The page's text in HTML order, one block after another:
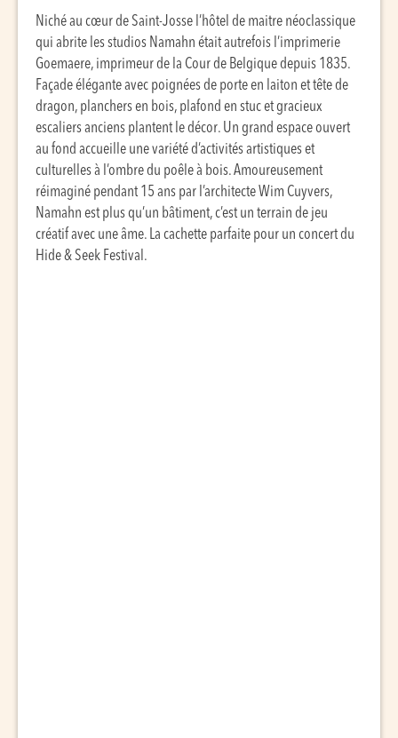
Niché au cœur de Saint-Josse l’hôtel de maitre néoclassique
qui abrite les studios Namahn était autrefois l’imprimerie
Goemaere, imprimeur de la Cour de Belgique depuis 1835.
Façade élégante avec poignées de porte en laiton et tête de
dragon, planchers en bois, plafond en stuc et gracieux
escaliers anciens plantent le décor. Un grand espace ouvert
au fond accueille une variété d’activités artistiques et
culturelles à l’ombre du poêle à bois. Amoureusement
réimaginé pendant 15 ans par l’architecte Wim Cuyvers,
Namahn est plus qu’un bâtiment, c’est un terrain de jeu
créatif avec une âme. La cachette parfaite pour un concert du
Hide & Seek Festival.